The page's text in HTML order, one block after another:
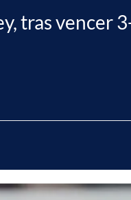
tras vencer